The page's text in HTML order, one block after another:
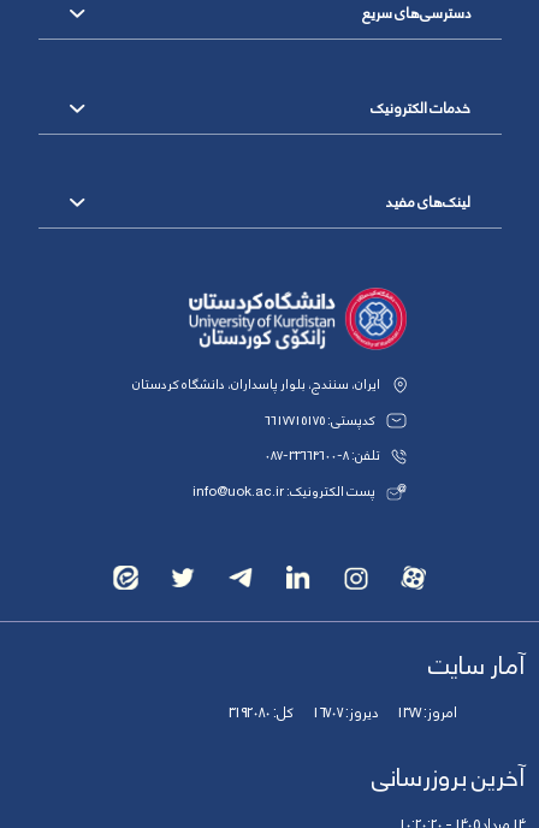
دسترسی‌های سریع
خدمات الکترونیک
لینک‌های مفید
ایران، سنندج، بلوار پاسداران، دانشگاه کردستان
کدپستی: 6617715175
تلفن: 8-33664600-087
پست الکترونیک: info@uok.ac.ir
آمار سایت
امروز:1377 دیروز:16707 کل:3192080
آخرین بروزرسانی